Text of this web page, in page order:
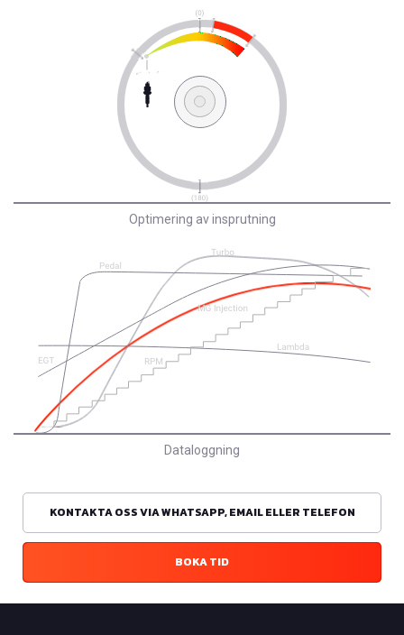
Optimering av insprutning
Dataloggning
KONTAKTA OSS VIA WHATSAPP, EMAIL ELLER TELEFON
BOKA TID